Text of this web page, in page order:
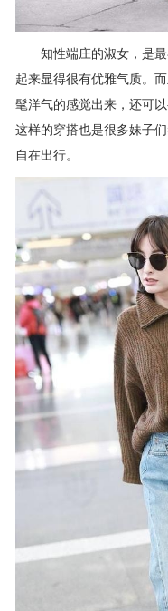
知性端庄的淑女，是最
起来显得很有优雅气质。
髦洋气的感觉出来，还可
这样的穿搭也是很多妹子
自在出行。